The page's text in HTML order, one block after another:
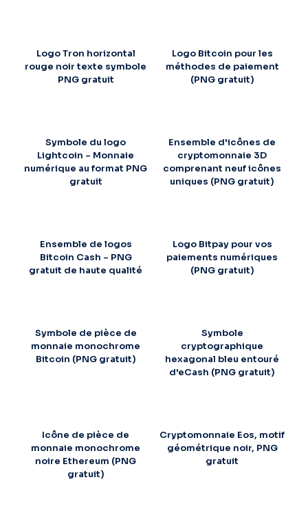
Logo Tron horizontal
rouge noir texte symbole
PNG gratuit
Logo Bitcoin pour les
méthodes de paiement
(PNG gratuit)
Symbole du logo
Lightcoin – Monnaie
numérique au format PNG
gratuit
Ensemble d'icônes de
cryptomonnaie 3D
comprenant neuf icônes
uniques (PNG gratuit)
Ensemble de logos
Bitcoin Cash – PNG
gratuit de haute qualité
Logo Bitpay pour vos
paiements numériques
(PNG gratuit)
Symbole de pièce de
monnaie monochrome
Bitcoin (PNG gratuit)
Symbole
cryptographique
hexagonal bleu entouré
d'eCash (PNG gratuit)
Icône de pièce de
monnaie monochrome
noire Ethereum (PNG
gratuit)
Cryptomonnaie Eos, motif
géométrique noir, PNG
gratuit